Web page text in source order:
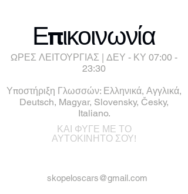
Επικοινωνία
ΩΡΕΣ ΛΕΙΤΟΥΡΓΙΑΣ | ΔΕΥ - ΚΥ 07:00 -
23:30
Υποστήριξη Γλωσσών: Ελληνικά, Αγγλικά,
Deutsch, Magyar, Slovensky, Česky,
Italiano.
ΚΑΙ ΦΥΓΕ ΜΕ ΤΟ
ΑΥΤΟΚΙΝΗΤΟ ΣΟΥ!
skopeloscars@gmail.com